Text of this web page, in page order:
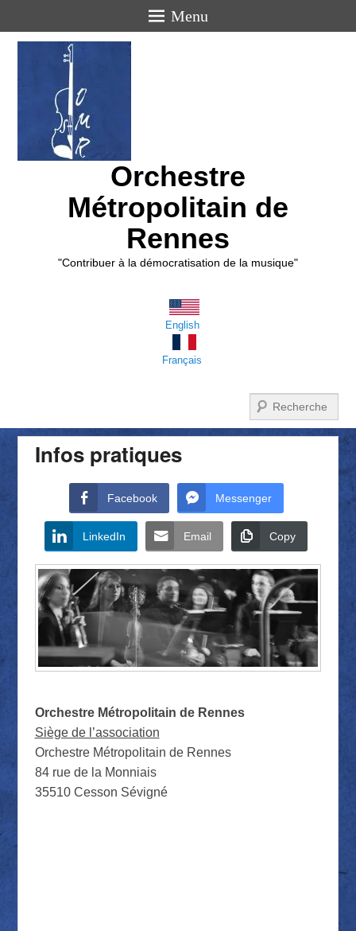
Menu
Orchestre
Métropolitain de
Rennes
"Contribuer à la démocratisation de la musique"
English
Français
Infos pratiques
Facebook Messenger
LinkedIn Email Copy
Orchestre Métropolitain de Rennes
Siège de l’association
Orchestre Métropolitain de Rennes
84 rue de la Monniais
35510 Cesson Sévigné